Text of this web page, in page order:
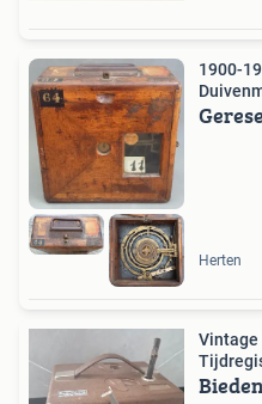
1900-
Herten
Vintage
Bieden